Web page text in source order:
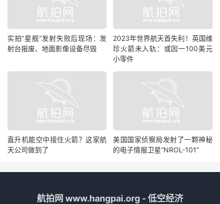
实拍“星舰”发射失败后现场：发
射台报废、地面影像设备尽毁
2023年世界航天首失利！英国维
珍火箭未入轨：或因一100美元
小零件
直升机能空中接住火箭？这家航
天公司做到了
美国国家侦察局发射了一颗神秘
的电子情报卫星“NROL-101”
航拍网 www.hangpai.org - 低空经济